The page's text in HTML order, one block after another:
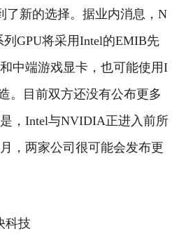
了新的选择。据业内消息，N
GPU将采用Intel的EMIB先
中端游戏显卡，也可能使用I
。
目前双方还没有公布更多
，Intel与NVIDIA正进入前所
，两家公司很可能会发布更
科技